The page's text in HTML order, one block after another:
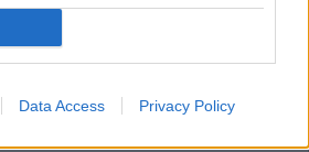
Data Access Privacy Policy